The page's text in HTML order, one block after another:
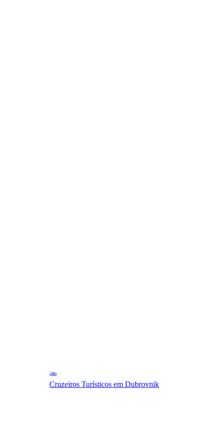
Cruzeiros Turísticos em Dubrovnik